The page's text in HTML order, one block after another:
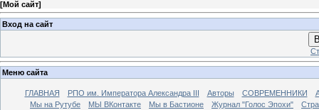
[Мой сайт]
Вход на сайт
Меню сайта
ГЛАВНАЯ РПО им. Императора Александра III Авторы СОВРЕМЕННИКИ
Мы на Рутубе
МЫ ВКонтакте Мы в Бастионе Журнал "Голос Эпохи"